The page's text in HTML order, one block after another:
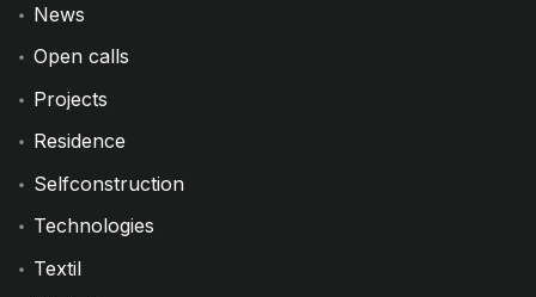
News
Open calls
Projects
Residence
Selfconstruction
Technologies
Textil